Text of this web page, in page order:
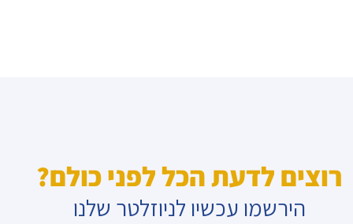
רוצים לדעת הכל לפני כולם?
הירשמו עכשיו לניוזלטר שלנו